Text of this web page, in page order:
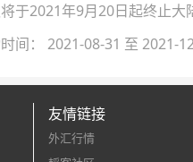
于2021年9月20日起终止大
间： 2021-08-31 至 2021-
友情链接
外汇行情